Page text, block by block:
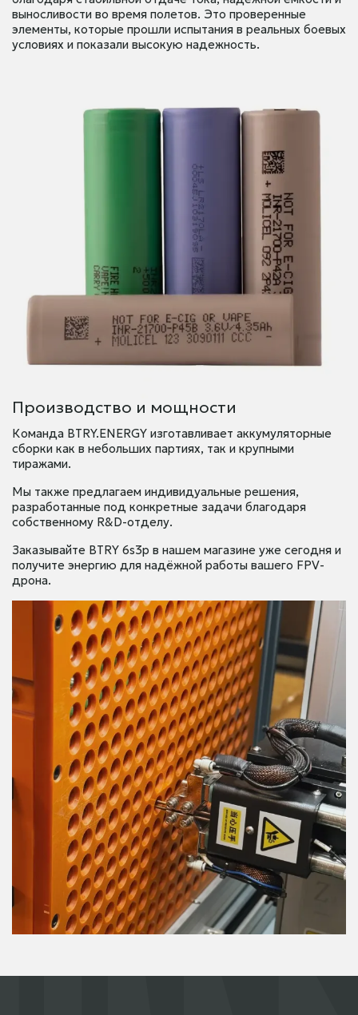
выносливости во время полетов. Это проверенные
элементы, которые прошли испытания в реальных боевых
условиях и показали высокую надежность.
Производство и мощности
Команда BTRY.ENERGY изготавливает аккумуляторные
сборки как в небольших партиях, так и крупными
тиражами.
Мы также предлагаем индивидуальные решения,
разработанные под конкретные задачи благодаря
собственному R&D-отделу.
Заказывайте BTRY 6s3p в нашем магазине уже сегодня и
получите энергию для надёжной работы вашего FPV-
дрона.